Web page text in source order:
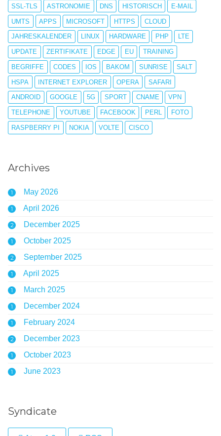
SSL-TLS ASTRONOMIE DNS HISTORISCH E-MAIL
UMTS APPS MICROSOFT HTTPS CLOUD
JAHRESKALENDER LINUX HARDWARE PHP LTE
UPDATE ZERTIFIKATE EDGE EU TRAINING
BEGRIFFE CODES IOS BAKOM SUNRISE SALT
HSPA INTERNET EXPLORER OPERA SAFARI
ANDROID GOOGLE 5G SPORT CNAME VPN
TELEPHONE YOUTUBE FACEBOOK PERL FOTO
RASPBERRY PI NOKIA VOLTE CISCO
Archives
1 May 2026
1 April 2026
2 December 2025
1 October 2025
2 September 2025
1 April 2025
1 March 2025
1 December 2024
1 February 2024
2 December 2023
1 October 2023
1 June 2023
Syndicate